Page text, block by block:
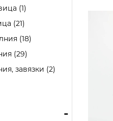
(1)
(21)
(18)
(29)
завязки (2)
-